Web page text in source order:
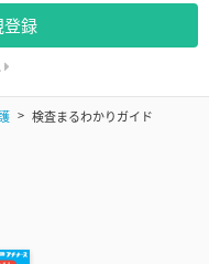
登録
検査まるわかりガイド